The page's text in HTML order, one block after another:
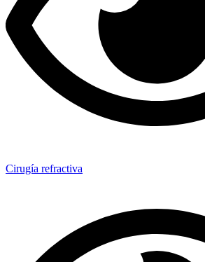
Cirugía refractiva